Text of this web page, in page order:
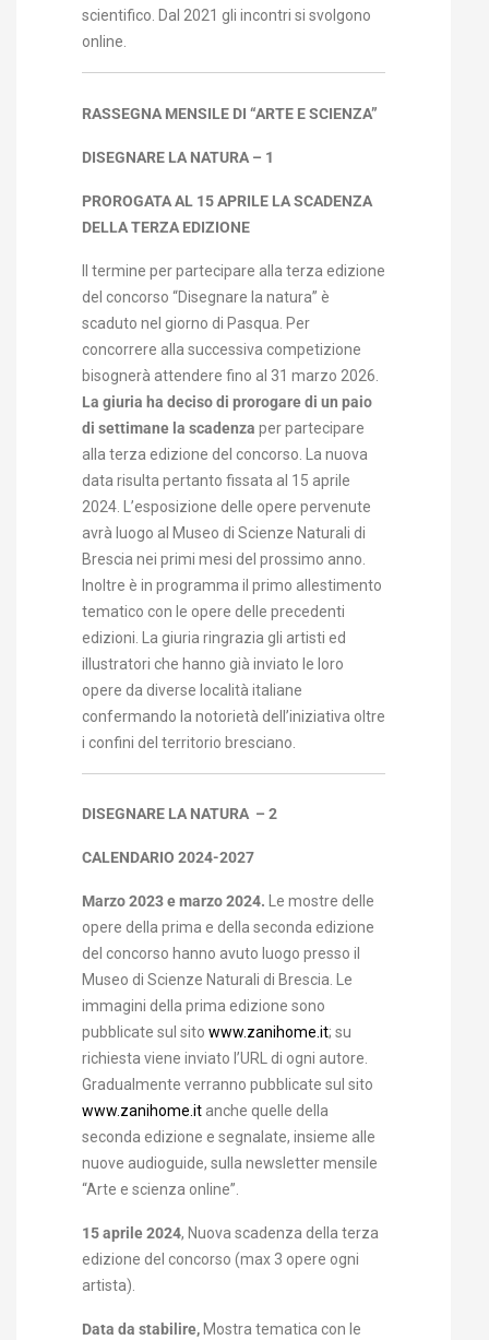
scientifico. Dal 2021 gli incontri si svolgono
online.
RASSEGNA MENSILE DI “ARTE E SCIENZA”
DISEGNARE LA NATURA – 1
PROROGATA AL 15 APRILE LA SCADENZA
DELLA TERZA EDIZIONE
Il termine per partecipare alla terza edizione
del concorso “Disegnare la natura” è
scaduto nel giorno di Pasqua. Per
concorrere alla successiva competizione
bisognerà attendere fino al 31 marzo 2026.
La giuria ha deciso di prorogare di un paio
di settimane la scadenza per partecipare
alla terza edizione del concorso. La nuova
data risulta pertanto fissata al 15 aprile
2024. L’esposizione delle opere pervenute
avrà luogo al Museo di Scienze Naturali di
Brescia nei primi mesi del prossimo anno.
Inoltre è in programma il primo allestimento
tematico con le opere delle precedenti
edizioni. La giuria ringrazia gli artisti ed
illustratori che hanno già inviato le loro
opere da diverse località italiane
confermando la notorietà dell’iniziativa oltre
i confini del territorio bresciano.
DISEGNARE LA NATURA – 2
CALENDARIO 2024-2027
Marzo 2023 e marzo 2024. Le mostre delle
opere della prima e della seconda edizione
del concorso hanno avuto luogo presso il
Museo di Scienze Naturali di Brescia. Le
immagini della prima edizione sono
pubblicate sul sito www.zanihome.it; su
richiesta viene inviato l’URL di ogni autore.
Gradualmente verranno pubblicate sul sito
www.zanihome.it anche quelle della
seconda edizione e segnalate, insieme alle
nuove audioguide, sulla newsletter mensile
“Arte e scienza online”.
15 aprile 2024, Nuova scadenza della terza
edizione del concorso (max 3 opere ogni
artista).
Data da stabilire, Mostra tematica con le